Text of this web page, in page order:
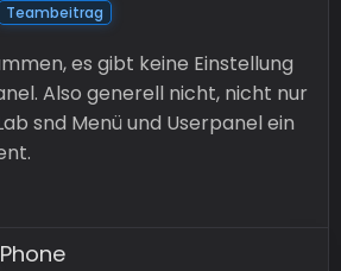
Teambeitrag
es gibt keine Einstellung
Also generell nicht, nicht nur
snd Menü und Userpanel ein